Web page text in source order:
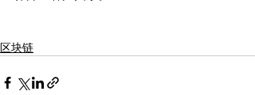
区块链